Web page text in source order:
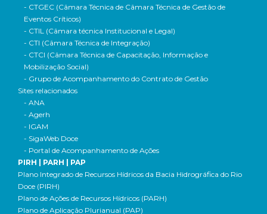
- CTGEC (Câmara Técnica de Câmara Técnica de Gestão de
Eventos Críticos)
- CTIL (Câmara técnica Institucional e Legal)
- CTI (Câmara Técnica de Integração)
- CTCI (Câmara Técnica de Capacitação, Informação e
Mobilização Social)
- Grupo de Acompanhamento do Contrato de Gestão
Sites relacionados
- ANA
- Agerh
- IGAM
- SigaWeb Doce
- Portal de Acompanhamento de Ações
PIRH | PARH | PAP
Plano Integrado de Recursos Hídricos da Bacia Hidrográfica do Rio
Doce (PIRH)
Plano de Ações de Recursos Hídricos (PARH)
Plano de Aplicação Plurianual (PAP)